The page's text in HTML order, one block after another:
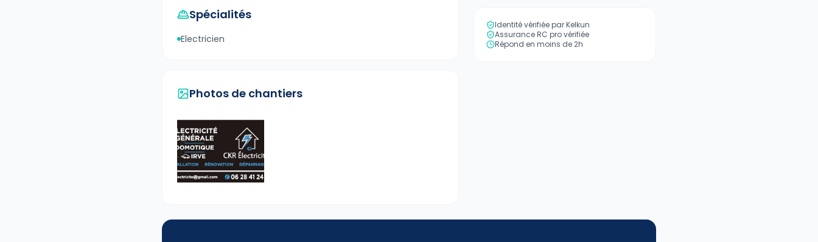
Spécialités
Electricien
Photos de chantiers
Identité vérifiée par Kelkun
Assurance RC pro vérifiée
Répond en moins de 2h